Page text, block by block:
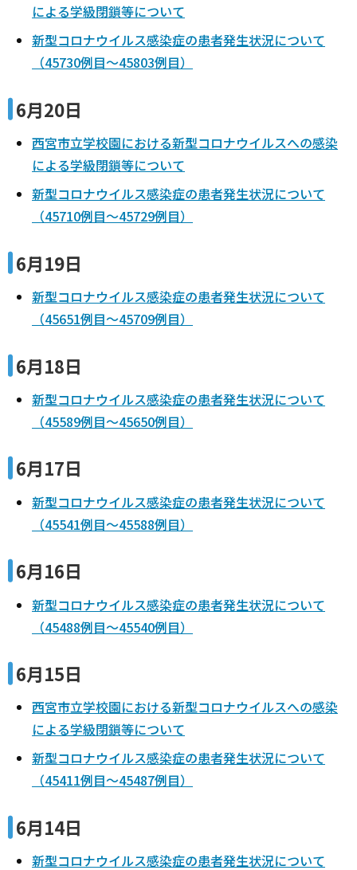
による学級閉鎖等について
新型コロナウイルス感染症の患者発生状況について
（45730例目～45803例目）
6月20日
西宮市立学校園における新型コロナウイルスへの感染
による学級閉鎖等について
新型コロナウイルス感染症の患者発生状況について
（45710例目～45729例目）
6月19日
新型コロナウイルス感染症の患者発生状況について
（45651例目～45709例目）
6月18日
新型コロナウイルス感染症の患者発生状況について
（45589例目～45650例目）
6月17日
新型コロナウイルス感染症の患者発生状況について
（45541例目～45588例目）
6月16日
新型コロナウイルス感染症の患者発生状況について
（45488例目～45540例目）
6月15日
西宮市立学校園における新型コロナウイルスへの感染
による学級閉鎖等について
新型コロナウイルス感染症の患者発生状況について
（45411例目～45487例目）
6月14日
新型コロナウイルス感染症の患者発生状況について